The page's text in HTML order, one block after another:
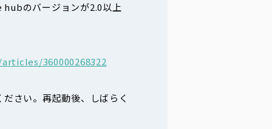
のバージョンが2.0以上
360000268322
さい。再起動後、しばらく